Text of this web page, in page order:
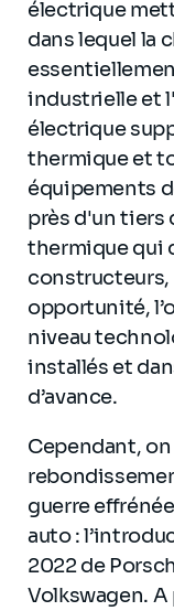
électrique
dans lequel la
industrielle et
électrique
thermique et
équipements
près d'un tiers
thermique qui
constructeurs,
opportunité,
niveau
installés et
d’avance.
Cependant,
guerre
auto :
2022 de
Volkswagen. A